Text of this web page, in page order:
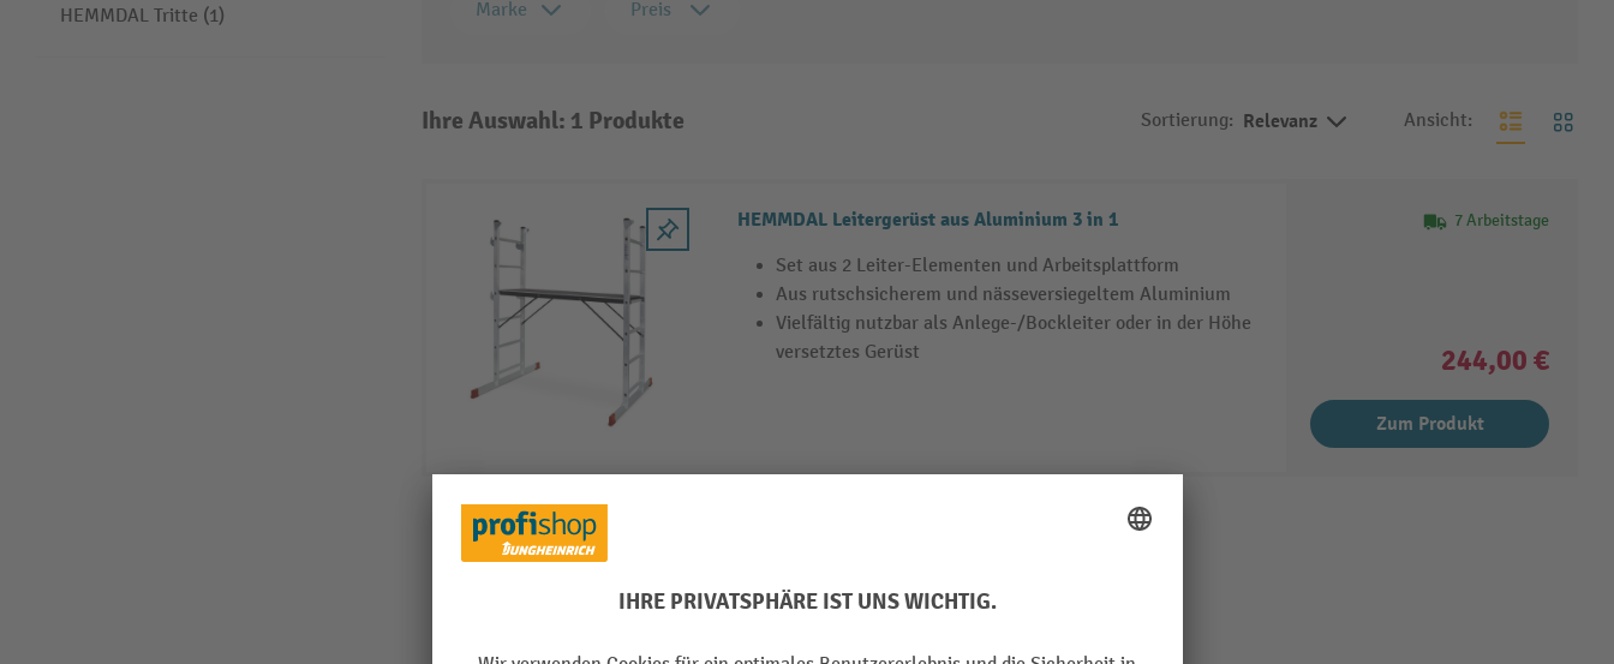
HEMMDAL Tritte (1) Marke Preis
Ihre Auswahl: 1 Produkte Sortierung: Relevanz Ansicht:
HEMMDAL Leitergerüst aus Aluminium 3 in 1
Set aus 2 Leiter-Elementen und Arbeitsplattform
Aus rutschsicherem und nässeversiegeltem Aluminium
Vielfältig nutzbar als Anlege-/Bockleiter oder in der Höhe
versetztes Gerüst
7 Arbeitstage
244,00 €
Zum Produkt